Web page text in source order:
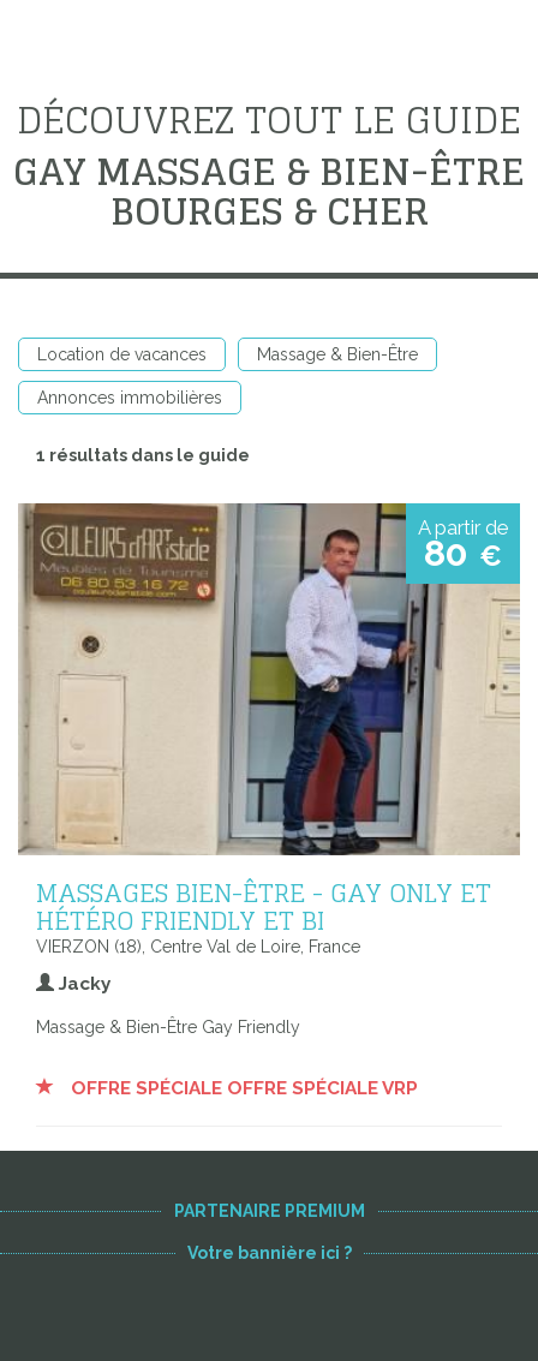
DÉCOUVREZ TOUT LE GUIDE
GAY MASSAGE & BIEN-ÊTRE
BOURGES & CHER
Location de vacances Massage & Bien-Être
Annonces immobilières
1 résultats dans le guide
A partir de
80 €
MASSAGES BIEN-ÊTRE - GAY ONLY ET
HÉTÉRO FRIENDLY ET BI
VIERZON (18), Centre Val de Loire, France
Jacky
Massage & Bien-Être Gay Friendly
OFFRE SPÉCIALE OFFRE SPÉCIALE VRP
PARTENAIRE PREMIUM
Votre bannière ici ?